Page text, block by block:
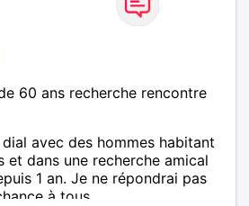
60 ans recherche rencontre
avec des hommes habitant
et dans une recherche amical
1 an. Je ne répondrai pas
à tous.